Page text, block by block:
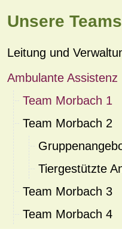
Unsere Teams
Leitung und
Ambulante Assistenz
Team Morbach 1
Team Morbach 2
Tiergestützte
Team Morbach 3
Team Morbach 4